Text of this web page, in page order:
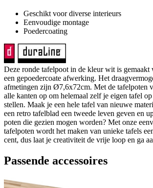
Geschikt voor diverse interieurs
Eenvoudige montage
Poedercoating
Deze ronde tafelpoot in de kleur wit is gemaakt
een gepoedercoate afwerking. Het
afmetingen zijn Ø7,6x72cm. Met de tafelpoten
alle kanten op om helemaal zelf je eigen tafel op
stellen. Maak je een hele tafel van nieuwe
een retro tafelblad een tweede leven geven en
poten die gezien mogen worden? Met onze
tafelpoten wordt het maken van unieke tafels
cent, dus laat je creativiteit de vrije loop en ga
Passende accessoires